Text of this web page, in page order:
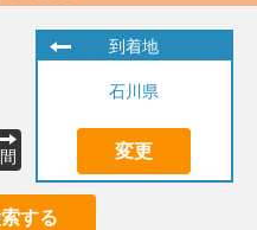
到着地
石川県
変更
する